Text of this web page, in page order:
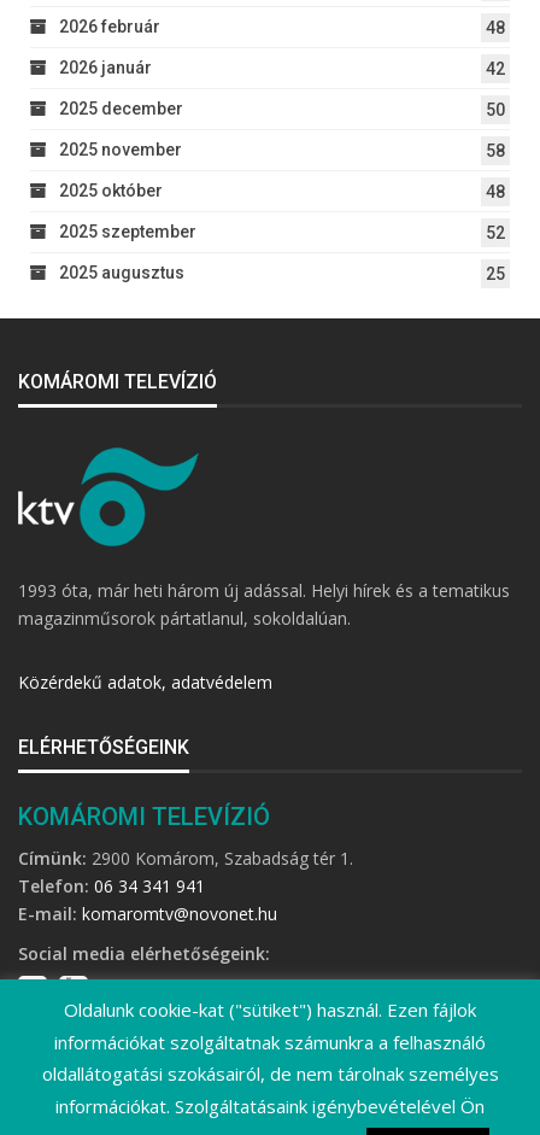
2026 február 48
2026 január 42
2025 december 50
2025 november 58
2025 október 48
2025 szeptember 52
2025 augusztus 25
KOMÁROMI TELEVÍZIÓ
1993 óta, már heti három új adással. Helyi hírek és a tematikus
magazinműsorok pártatlanul, sokoldalúan.
Közérdekű adatok, adatvédelem
ELÉRHETŐSÉGEINK
KOMÁROMI TELEVÍZIÓ
Címünk: 2900 Komárom, Szabadság tér 1.
Telefon: 06 34 341 941
E-mail: komaromtv@novonet.hu
Social media elérhetőségeink:
Oldalunk cookie-kat ("sütiket") használ. Ezen fájlok
információkat szolgáltatnak számunkra a felhasználó
oldallátogatási szokásairól, de nem tárolnak személyes
információkat. Szolgáltatásaink igénybevételével Ön